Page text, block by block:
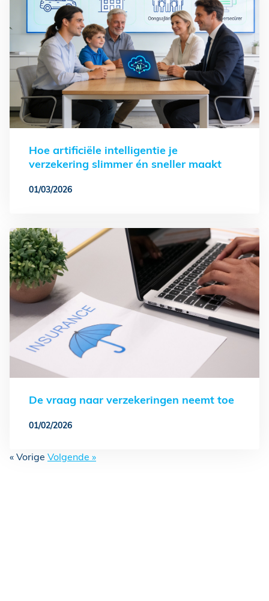
Hoe artificiële intelligentie je
verzekering slimmer én sneller maakt
01/03/2026
De vraag naar verzekeringen neemt toe
01/02/2026
« Vorige Volgende »